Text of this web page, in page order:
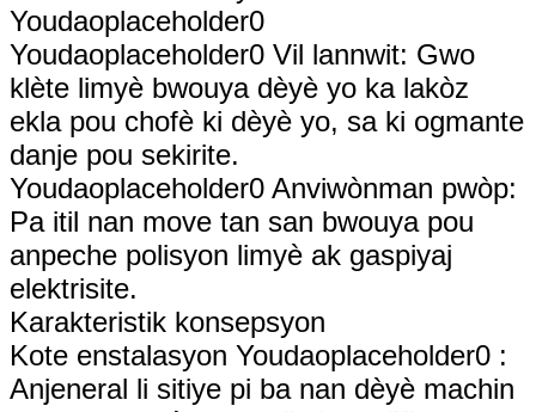
Youdaoplaceholder0
Youdaoplaceholder0 Vil lannwit: Gwo
klète limyè bwouya dèyè yo ka lakòz
ekla pou chofè ki dèyè yo, sa ki ogmante
danje pou sekirite.
Youdaoplaceholder0 Anviwònman pwòp:
Pa itil nan move tan san bwouya pou
anpeche polisyon limyè ak gaspiyaj
elektrisite.
Karakteristik konsepsyon
Kote enstalasyon Youdaoplaceholder0 :
Anjeneral li sitiye pi ba nan dèyè machin